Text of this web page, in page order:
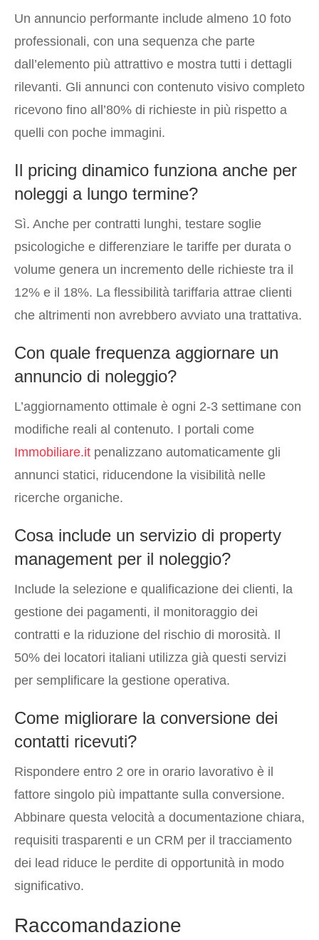
Un annuncio performante include almeno 10 foto
professionali, con una sequenza che parte
dall’elemento più attrattivo e mostra tutti i dettagli
rilevanti. Gli annunci con contenuto visivo completo
ricevono fino all’80% di richieste in più rispetto a
quelli con poche immagini.
Il pricing dinamico funziona anche per
noleggi a lungo termine?
Sì. Anche per contratti lunghi, testare soglie
psicologiche e differenziare le tariffe per durata o
volume genera un incremento delle richieste tra il
12% e il 18%. La flessibilità tariffaria attrae clienti
che altrimenti non avrebbero avviato una trattativa.
Con quale frequenza aggiornare un
annuncio di noleggio?
L’aggiornamento ottimale è ogni 2-3 settimane con
modifiche reali al contenuto. I portali come
Immobiliare.it penalizzano automaticamente gli
annunci statici, riducendone la visibilità nelle
ricerche organiche.
Cosa include un servizio di property
management per il noleggio?
Include la selezione e qualificazione dei clienti, la
gestione dei pagamenti, il monitoraggio dei
contratti e la riduzione del rischio di morosità. Il
50% dei locatori italiani utilizza già questi servizi
per semplificare la gestione operativa.
Come migliorare la conversione dei
contatti ricevuti?
Rispondere entro 2 ore in orario lavorativo è il
fattore singolo più impattante sulla conversione.
Abbinare questa velocità a documentazione chiara,
requisiti trasparenti e un CRM per il tracciamento
dei lead riduce le perdite di opportunità in modo
significativo.
Raccomandazione